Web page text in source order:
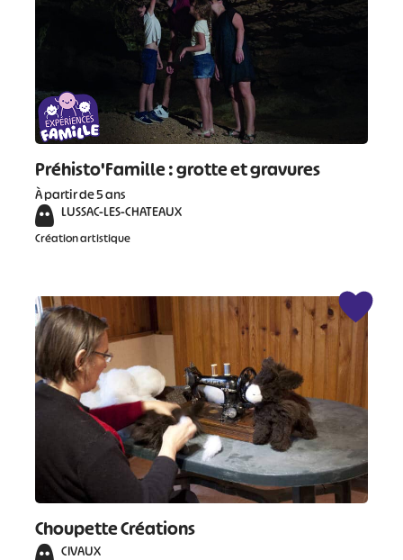
Préhisto'Famille : grotte et gravures
À partir de 5 ans
LUSSAC-LES-CHATEAUX
Création artistique
Choupette Créations
CIVAUX